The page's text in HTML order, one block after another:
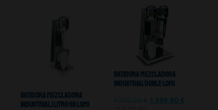
Batidora Mezcladora
Industrial 1 Litro 6b Lomi
Batidora Mezcladora
Industrial Doble Lomi
1.388,80 €